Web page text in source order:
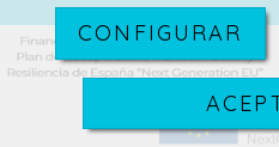
CONFIGURAR